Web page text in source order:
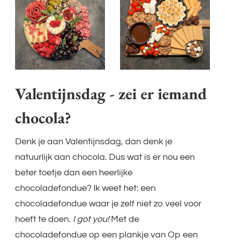
overslaan
Valentijnsdag - zei er iemand
chocola?
Denk je aan Valentijnsdag, dan denk je
natuurlijk aan chocola. Dus wat is er nou een
beter toetje dan een heerlijke
chocoladefondue? Ik weet het: een
chocoladefondue waar je zelf niet zo veel voor
hoeft te doen. I got you!Met de
chocoladefondue op een plankje van Op een